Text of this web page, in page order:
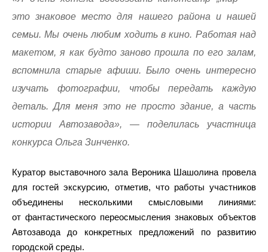
это знаковое место для нашего района и нашей
семьи. Мы очень любим ходить в кино. Работая над
макетом, я как будто заново прошла по его залам,
вспомнила старые афиши. Было очень интересно
изучать фотографии, чтобы передать каждую
деталь. Для меня это не просто здание, а часть
истории Автозавода», — поделилась участница
конкурса Ольга Зинченко.
Куратор выставочного зала Вероника Шашолина провела
для гостей экскурсию, отметив, что работы участников
объединены несколькими смысловыми линиями:
от фантастического переосмысления знаковых объектов
Автозавода до конкретных предложений по развитию
городской среды.